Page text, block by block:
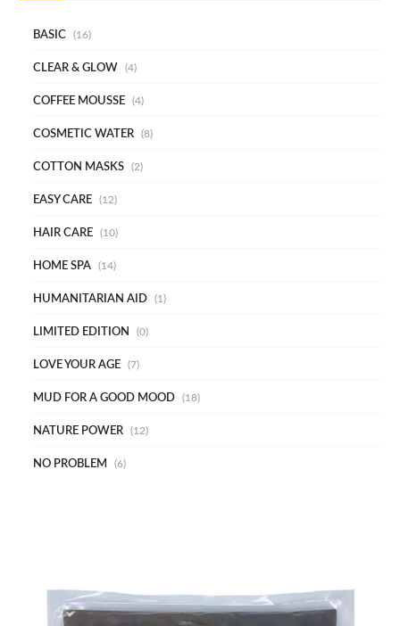
BASIC 16
CLEAR & GLOW 4
COFFEE MOUSSE 4
COSMETIC WATER 8
COTTON MASKS 2
EASY CARE 12
HAIR CARE 10
HOME SPA 14
HUMANITARIAN AID 1
LIMITED EDITION 0
LOVE YOUR AGE 7
MUD FOR A GOOD MOOD 18
NATURE POWER 12
NO PROBLEM 6